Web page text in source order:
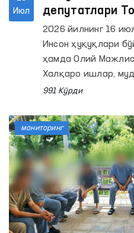
Июл
депутатлари
ёпиқ
ўтказди
2026 йилнинг 16
Инсон ҳуқуқлари
ҳамда Олий Мажлис
Халқаро ишлар,
масалалари
қамоққа олинган
мўлжалланган
Муайян яшаш
реабилитация
ташрифлари
991 Кўрди
мониторинг